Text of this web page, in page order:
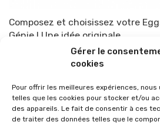
Gérer le
cookies
Pour offrir les meilleures expériences,
telles que les cookies pour stocker et/ou
des appareils. Le fait de consentir à ces
de traiter des données telles que le
Composez et choisissez votre
Génie ! Une idée originale
TOP-PARENTS 24 mars 2015